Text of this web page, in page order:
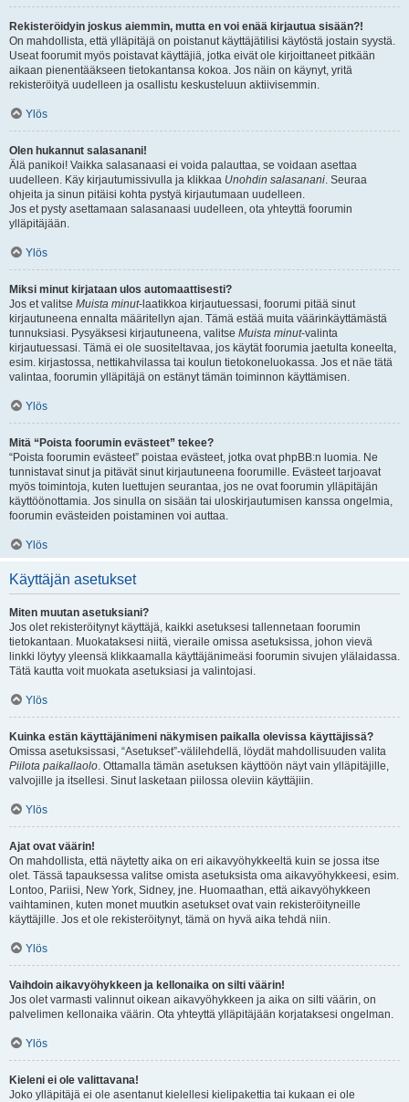
Rekisteröidyin joskus aiemmin, mutta en voi enää kirjautua sisään?!
On mahdollista, että ylläpitäjä on poistanut käyttäjätilisi käytöstä jostain syystä.
Useat foorumit myös poistavat käyttäjiä, jotka eivät ole kirjoittaneet pitkään
aikaan pienentääkseen tietokantansa kokoa. Jos näin on käynyt, yritä
rekisteröityä uudelleen ja osallistu keskusteluun aktiivisemmin.
Ylös
Olen hukannut salasanani!
Älä panikoi! Vaikka salasanaasi ei voida palauttaa, se voidaan asettaa
uudelleen. Käy kirjautumissivulla ja klikkaa Unohdin salasanani. Seuraa
ohjeita ja sinun pitäisi kohta pystyä kirjautumaan uudelleen.
Jos et pysty asettamaan salasanaasi uudelleen, ota yhteyttä foorumin
ylläpitäjään.
Ylös
Miksi minut kirjataan ulos automaattisesti?
Jos et valitse Muista minut-laatikkoa kirjautuessasi, foorumi pitää sinut
kirjautuneena ennalta määritellyn ajan. Tämä estää muita väärinkäyttämästä
tunnuksiasi. Pysyäksesi kirjautuneena, valitse Muista minut-valinta
kirjautuessasi. Tämä ei ole suositeltavaa, jos käytät foorumia jaetulta koneelta,
esim. kirjastossa, nettikahvilassa tai koulun tietokoneluokassa. Jos et näe tätä
valintaa, foorumin ylläpitäjä on estänyt tämän toiminnon käyttämisen.
Ylös
Mitä “Poista foorumin evästeet” tekee?
“Poista foorumin evästeet” poistaa evästeet, jotka ovat phpBB:n luomia. Ne
tunnistavat sinut ja pitävät sinut kirjautuneena foorumille. Evästeet tarjoavat
myös toimintoja, kuten luettujen seurantaa, jos ne ovat foorumin ylläpitäjän
käyttöönottamia. Jos sinulla on sisään tai uloskirjautumisen kanssa ongelmia,
foorumin evästeiden poistaminen voi auttaa.
Ylös
Käyttäjän asetukset
Miten muutan asetuksiani?
Jos olet rekisteröitynyt käyttäjä, kaikki asetuksesi tallennetaan foorumin
tietokantaan. Muokataksesi niitä, vieraile omissa asetuksissa, johon vievä
linkki löytyy yleensä klikkaamalla käyttäjänimeäsi foorumin sivujen ylälaidassa.
Tätä kautta voit muokata asetuksiasi ja valintojasi.
Ylös
Kuinka estän käyttäjänimeni näkymisen paikalla olevissa käyttäjissä?
Omissa asetuksissasi, “Asetukset”-välilehdellä, löydät mahdollisuuden valita
Piilota paikallaolo. Ottamalla tämän asetuksen käyttöön näyt vain ylläpitäjille,
valvojille ja itsellesi. Sinut lasketaan piilossa oleviin käyttäjiin.
Ylös
Ajat ovat väärin!
On mahdollista, että näytetty aika on eri aikavyöhykkeeltä kuin se jossa itse
olet. Tässä tapauksessa valitse omista asetuksista oma aikavyöhykkeesi, esim.
Lontoo, Pariisi, New York, Sidney, jne. Huomaathan, että aikavyöhykkeen
vaihtaminen, kuten monet muutkin asetukset ovat vain rekisteröityneille
käyttäjille. Jos et ole rekisteröitynyt, tämä on hyvä aika tehdä niin.
Ylös
Vaihdoin aikavyöhykkeen ja kellonaika on silti väärin!
Jos olet varmasti valinnut oikean aikavyöhykkeen ja aika on silti väärin, on
palvelimen kellonaika väärin. Ota yhteyttä ylläpitäjään korjataksesi ongelman.
Ylös
Kieleni ei ole valittavana!
Joko ylläpitäjä ei ole asentanut kielellesi kielipakettia tai kukaan ei ole